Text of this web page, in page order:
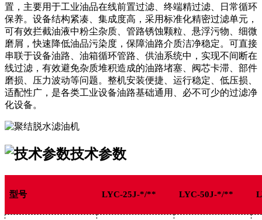
置，主要用于工业油品在线前置过滤、终端精过滤、日常循环
保养。设备结构紧凑、集成度高，采用标准化精密过滤单元，
可有效拦截油液中粉尘杂质、管路锈蚀颗粒、悬浮污物、细微
磨屑，快速降低油品污染度，保障油路介质洁净稳定。可直接
串联于设备油路、油箱循环管路、供油系统中，实现不间断在
线过滤，有效避免杂质堆积造成的油路堵塞、阀芯卡滞、部件
磨损、压力波动等问题。整机安装便捷、运行稳定、低压损、
适配性广，是各类工业设备油路基础通用、必不可少的过滤净
化设备。
技术参数
型号 LYC-25J-*/** LYC-50J-*/**